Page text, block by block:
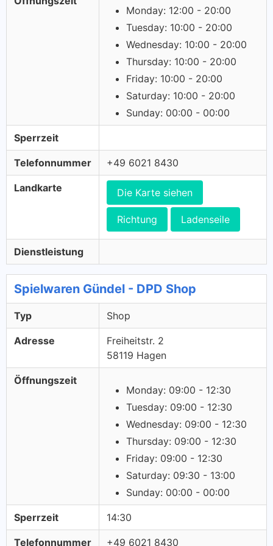
Monday: 12:00 - 20:00
Tuesday: 10:00 - 20:00
Wednesday: 10:00 - 20:00
Thursday: 10:00 - 20:00
Friday: 10:00 - 20:00
Saturday: 10:00 - 20:00
Sunday: 00:00 - 00:00
Sperrzeit
Telefonnummer +49 6021 8430
Landkarte Die Karte siehen
Richtung Ladenseile
Dienstleistung
Spielwaren Gündel - DPD Shop
Typ Shop
Adresse
Freiheitstr. 2
58119 Hagen
Öffnungszeit
Monday: 09:00 - 12:30
Tuesday: 09:00 - 12:30
Wednesday: 09:00 - 12:30
Thursday: 09:00 - 12:30
Friday: 09:00 - 12:30
Saturday: 09:30 - 13:00
Sunday: 00:00 - 00:00
Sperrzeit 14:30
Telefonnummer +49 6021 8430